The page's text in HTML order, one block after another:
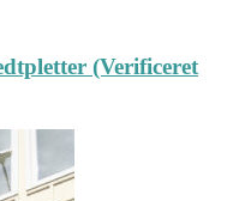
(Verificeret